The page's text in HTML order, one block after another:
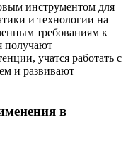
инструментом для
и технологии на
требованиям к
получают
учатся работать с
и развивают
в